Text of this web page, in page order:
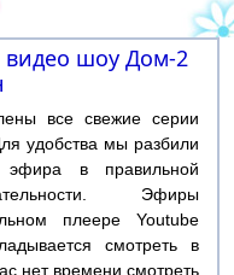
видео шоу Дом-2
все свежие серии
удобства мы разбили
эфира в правильной
Эфиры
плеере Youtube
смотреть в
нет времени смотреть